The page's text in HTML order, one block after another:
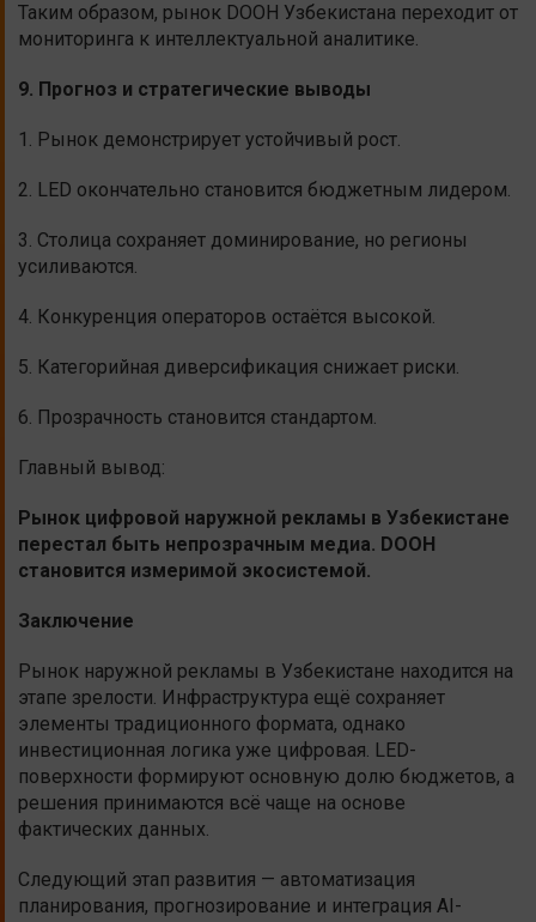
Таким образом, рынок DOOH Узбекистана переходит от
мониторинга к интеллектуальной аналитике.
9. Прогноз и стратегические выводы
1. Рынок демонстрирует устойчивый рост.
2. LED окончательно становится бюджетным лидером.
3. Столица сохраняет доминирование, но регионы
усиливаются.
4. Конкуренция операторов остаётся высокой.
5. Категорийная диверсификация снижает риски.
6. Прозрачность становится стандартом.
Главный вывод:
Рынок цифровой наружной рекламы в Узбекистане
перестал быть непрозрачным медиа. DOOH
становится измеримой экосистемой.
Заключение
Рынок наружной рекламы в Узбекистане находится на
этапе зрелости. Инфраструктура ещё сохраняет
элементы традиционного формата, однако
инвестиционная логика уже цифровая. LED-
поверхности формируют основную долю бюджетов, а
решения принимаются всё чаще на основе
фактических данных.
Следующий этап развития — автоматизация
планирования, прогнозирование и интеграция AI-